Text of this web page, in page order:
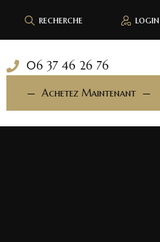
recherche login
06 37 46 26 76
Achetez Maintenant